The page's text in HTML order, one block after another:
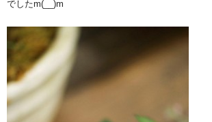
でしたm(__)m